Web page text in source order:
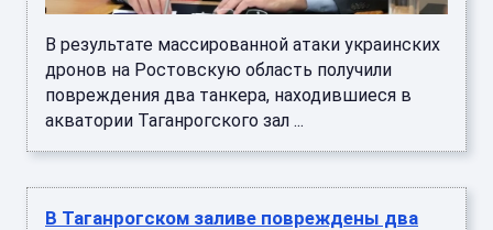
В результате массированной атаки украинских
дронов на Ростовскую область получили
повреждения два танкера, находившиеся в
акватории Таганрогского зал ...
В Таганрогском заливе повреждены два